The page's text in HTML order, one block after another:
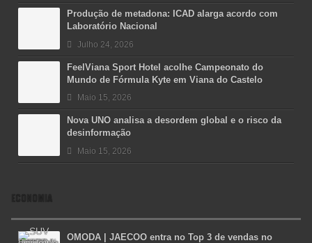
Produção de metadona: ICAD alarga acordo com
Laboratório Nacional
Julho 24, 2026
FeelViana Sport Hotel acolhe Campeonato do
Mundo de Fórmula Kyte em Viana do Castelo
Maio 15, 2026
Nova UNO analisa a desordem global e o risco da
desinformação
Maio 15, 2026
ECONOMIA
OMODA | JAECOO entra no Top 3 de vendas no